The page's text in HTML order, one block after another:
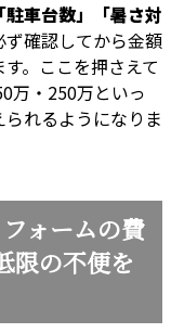
駐車台数」「暑さ対
ず確認してから金額
。ここを押さえて
万・250万といっ
れるようになりま
ォームの費
限の不便を